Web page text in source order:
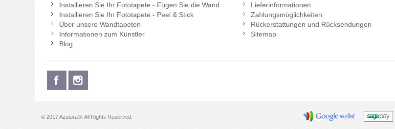
Installieren Sie Ihr Fototapete - Fügen Sie die Wand
Installieren Sie Ihr Fototapete - Peel & Stick
Über unsere Wandtapeten
Informationen zum Künstler
Blog
Lieferinformationen
Zahlungsmöglichkeiten
Rückerstattungen und Rücksendungen
Sitemap
© 2017 Azutura®. All Rights Reserved.